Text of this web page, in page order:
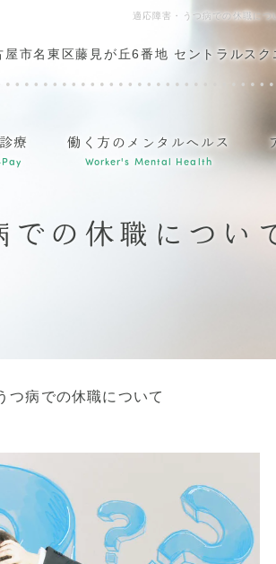
適応障害・うつ病での休職に
屋市名東区藤見が丘6番地 セントラルス
療
働く方のメンタルヘルス
Worker's Mental Health
での休職につい
つ病での休職について